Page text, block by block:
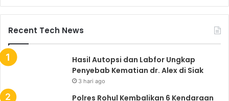
Recent Tech News
Hasil Autopsi dan Labfor Ungkap
Penyebab Kematian dr. Alex di Siak
3 hari ago
Polres Rohul Kembalikan 6 Kendaraan